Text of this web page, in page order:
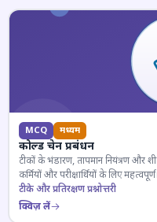
MCQ मध्यम
कोल्ड चेन प्रबंधन
टीकों के भंडारण, तापमान नियंत्रण और
कर्मियों और परीक्षार्थियों के लिए महत्वपूर्ण।
टीके और प्रतिरक्षण प्रश्नोत्तरी
क्विज़ लें